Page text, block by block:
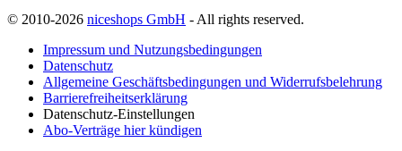
© 2010-2026 niceshops GmbH - All rights reserved.
Impressum und Nutzungsbedingungen
Datenschutz
Allgemeine Geschäftsbedingungen und Widerrufsbelehrung
Barrierefreiheitserklärung
Datenschutz-Einstellungen
Abo-Verträge hier kündigen